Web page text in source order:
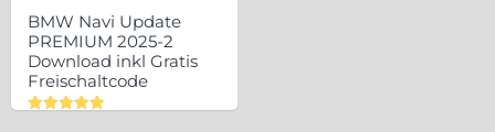
BMW Navi Update
PREMIUM 2025-2
Download inkl Gratis
Freischaltcode